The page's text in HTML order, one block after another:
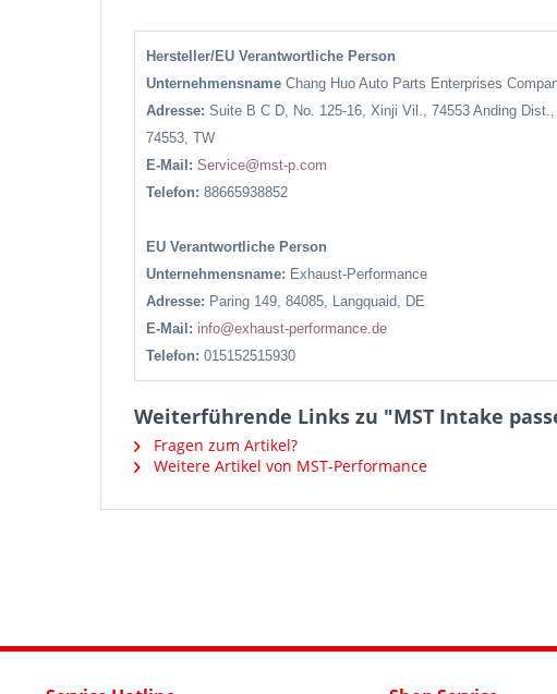
Hersteller/EU Verantwortliche Person
Unternehmensname Chang Huo Auto Parts Enterprises
Adresse: Suite B C D, No. 125-16, Xinji Vil., 74553 Anding
74553, TW
E-Mail: Service@mst-p.com
Telefon: 88665938852
EU Verantwortliche Person
Unternehmensname: Exhaust-Performance
Adresse: Paring 149, 84085, Langquaid, DE
E-Mail: info@exhaust-performance.de
Telefon: 015152515930
Weiterführende Links zu "MST Intake
Fragen zum Artikel?
Weitere Artikel von MST-Performance